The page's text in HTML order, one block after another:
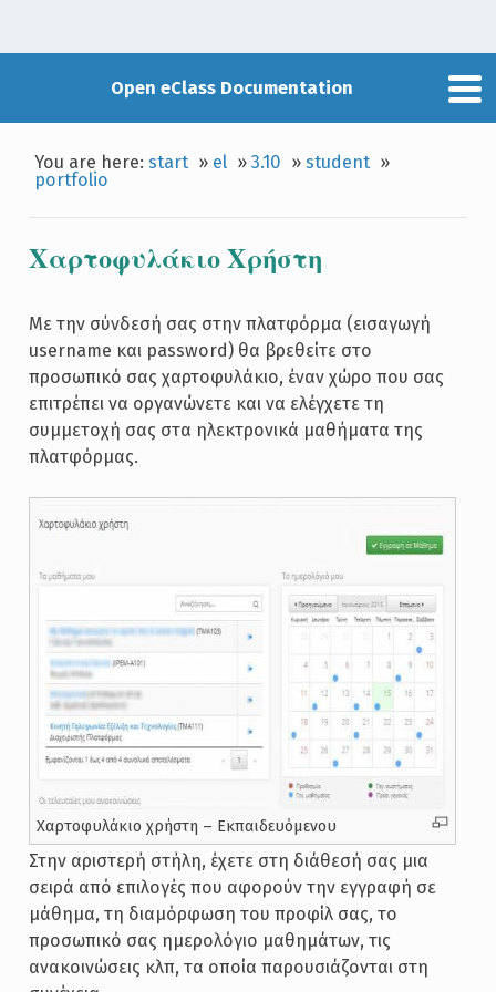
Open eClass Documentation
You are here:start » el »3.10 »student »
portfolio
Χαρτοφυλάκιο Χρήστη
Με την σύνδεσή σας στην πλατφόρμα (εισαγωγή
username και password) θα βρεθείτε στο
προσωπικό σας χαρτοφυλάκιο, έναν χώρο που σας
επιτρέπει να οργανώνετε και να ελέγχετε τη
συμμετοχή σας στα ηλεκτρονικά μαθήματα της
πλατφόρμας.
Χαρτοφυλάκιο χρήστη – Εκπαιδευόμενου
Στην αριστερή στήλη, έχετε στη διάθεσή σας μια
σειρά από επιλογές που αφορούν την εγγραφή σε
μάθημα, τη διαμόρφωση του προφίλ σας, το
προσωπικό σας ημερολόγιο μαθημάτων, τις
ανακοινώσεις κλπ, τα οποία παρουσιάζονται στη